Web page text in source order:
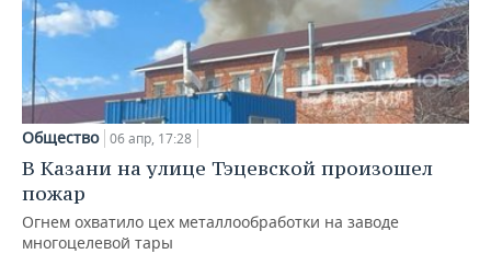
Общество 06 апр, 17:28
В Казани на улице Тэцевской произошел
пожар
Огнем охватило цех металлообработки на заводе
многоцелевой тары